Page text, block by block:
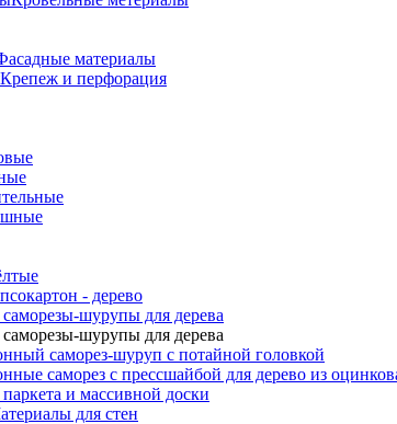
материалы
Крепеж и перфорация
- дерево
шурупы для дерева
шурупы для дерева
саморез-шуруп с потайной головкой
саморез с прессшайбой для дерево из
и массивной доски
для стен